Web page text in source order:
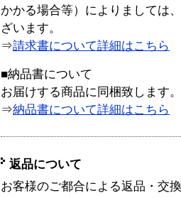
かかる場合等）によりましては
ざいます。
⇒請求書について詳細はこちら
■納品書について
お届けする商品に同梱致します。
⇒納品書について詳細はこちら
返品について
お客様のご都合による返品・交